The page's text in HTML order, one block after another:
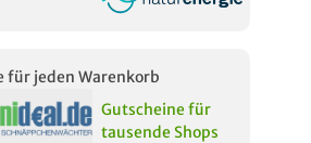
für jeden Warenkorb
Gutscheine für
tausende Shops